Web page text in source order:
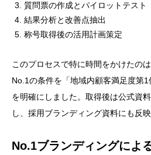
質問票の作成とパイロットテスト
結果分析と改善点抽出
称号取得後の活用計画策定
このプロセスで特に時間をかけたの
No.1の条件を「地域内顧客満足度第
を明確にしました。取得後は公式資
し、採用ブランディング資料にも反映
No.1ブランディングによ